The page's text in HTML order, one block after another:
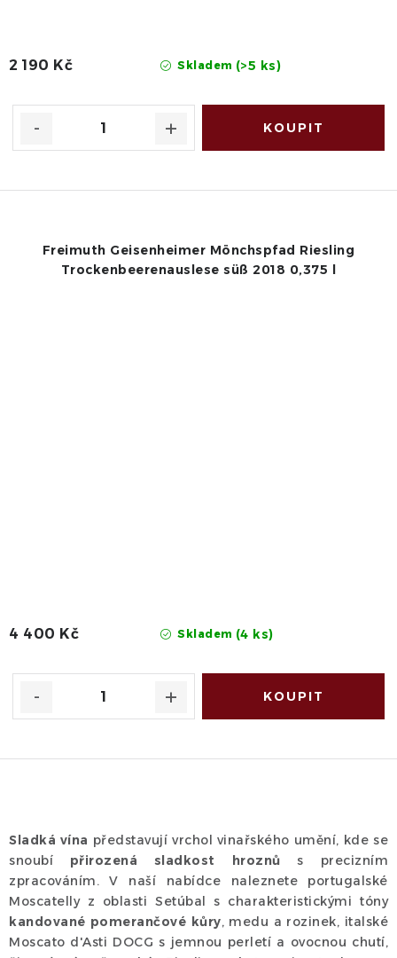
Skladem (>5 ks)
2 190 Kč
Freimuth Geisenheimer Mönchspfad Riesling
Trockenbeerenauslese süß 2018 0,375 l
Skladem (4 ks)
4 400 Kč
v
l
á
d
a
c
Sladká vína představují vrchol vinařského umění, kde se
snoubí přirozená sladkost hroznů s precizním
zpracováním. V naší nabídce naleznete portugalské
Moscatelly z oblasti Setúbal s charakteristickými tóny
kandované pomerančové kůry, medu a rozinek, italské
Moscato d'Asti DOCG s jemnou perletí a ovocnou chutí,